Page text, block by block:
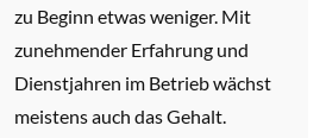
zu Beginn etwas weniger. Mit
zunehmender Erfahrung und
Dienstjahren im Betrieb wächst
meistens auch das Gehalt.